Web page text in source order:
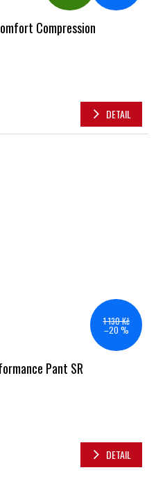
Compression
DETAIL
1 130 Kč
–20 %
Pant SR
DETAIL